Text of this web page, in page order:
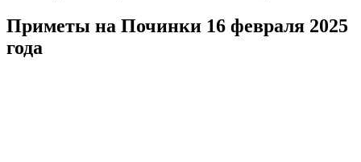
Приметы на Починки 16 февраля 2025
года